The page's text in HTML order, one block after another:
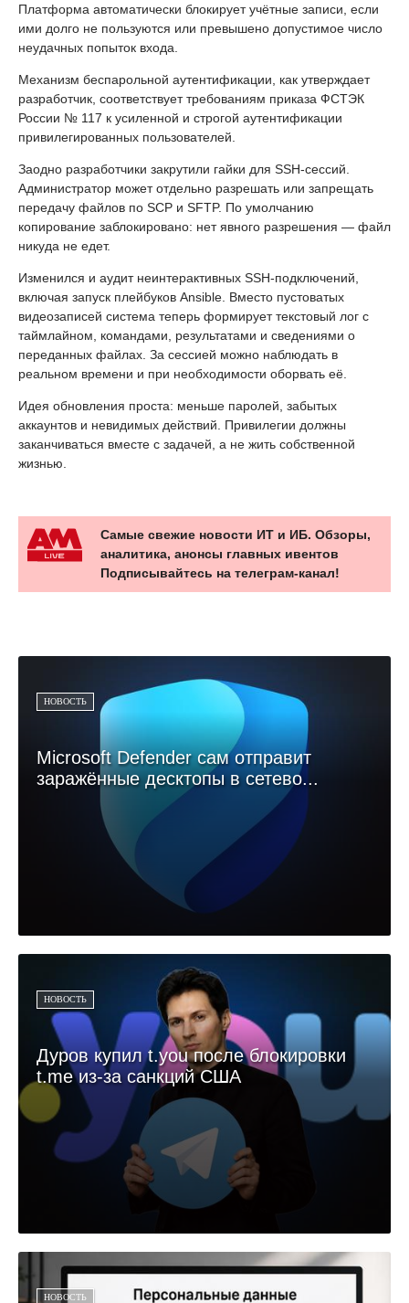
Платформа автоматически блокирует учётные записи, если
ими долго не пользуются или превышено допустимое число
неудачных попыток входа.
Механизм беспарольной аутентификации, как утверждает
разработчик, соответствует требованиям приказа ФСТЭК
России № 117 к усиленной и строгой аутентификации
привилегированных пользователей.
Заодно разработчики закрутили гайки для SSH-сессий.
Администратор может отдельно разрешать или запрещать
передачу файлов по SCP и SFTP. По умолчанию
копирование заблокировано: нет явного разрешения — файл
никуда не едет.
Изменился и аудит неинтерактивных SSH-подключений,
включая запуск плейбуков Ansible. Вместо пустоватых
видеозаписей система теперь формирует текстовый лог с
таймлайном, командами, результатами и сведениями о
переданных файлах. За сессией можно наблюдать в
реальном времени и при необходимости оборвать её.
Идея обновления проста: меньше паролей, забытых
аккаунтов и невидимых действий. Привилегии должны
заканчиваться вместе с задачей, а не жить собственной
жизнью.
Самые свежие новости ИТ и ИБ. Обзоры,
аналитика, анонсы главных ивентов
Подписывайтесь на телеграм-канал!
НОВОСТЬ
Microsoft Defender сам отправит
заражённые десктопы в сетево...
НОВОСТЬ
Дуров купил t.you после блокировки
t.me из-за санкций США
НОВОСТЬ